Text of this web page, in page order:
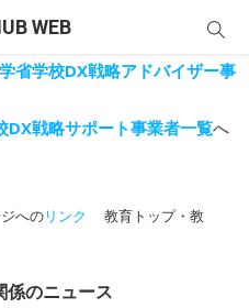
WEB
省学校DX戦略アドバイザー事
DX戦略サポート事業者一覧へ
へのリンク
教育トップ・教
係のニュース